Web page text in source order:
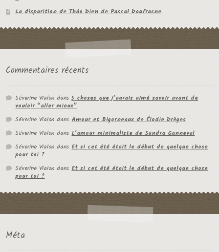
La disparition de Thâo Dien de Pascal Daufrasne
Commentaires récents
Séverine Vialon dans5 choses que j’aurais aimé savoir avant de
vouloir “aller mieux”
Séverine Vialon dansAmour et Bigorneaux de Élodie Drèges
Séverine Vialon dansL’amour minimaliste de Sandra Ganneval
Séverine Vialon dansEt si cet été était le début de quelque chose
pour toi ?
Séverine Vialon dansEt si cet été était le début de quelque chose
pour toi ?
Méta